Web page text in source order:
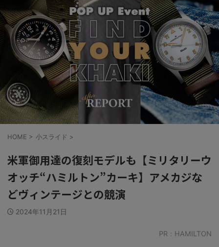
HOME > 小スライド >
米軍御用達の復刻モデルも【ミリタリーウ
オッチ“ハミルトン”カーキ】アメカジな
どヴィンテージとの競演
2024年11月21日
PR：HAMILTON